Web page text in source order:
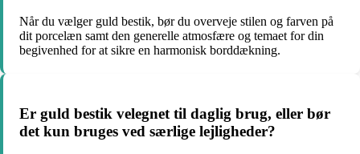
Når du vælger guld bestik, bør du overveje stilen og farven på
dit porcelæn samt den generelle atmosfære og temaet for din
begivenhed for at sikre en harmonisk borddækning.
Er guld bestik velegnet til daglig brug, eller bør
det kun bruges ved særlige lejligheder?